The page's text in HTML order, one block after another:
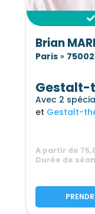
Brian
Paris»
Gestalt-
Avec 2
Gestalt-
A partir de
Durée de